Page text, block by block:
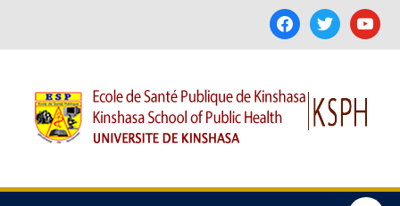
facebooktwitter youtube